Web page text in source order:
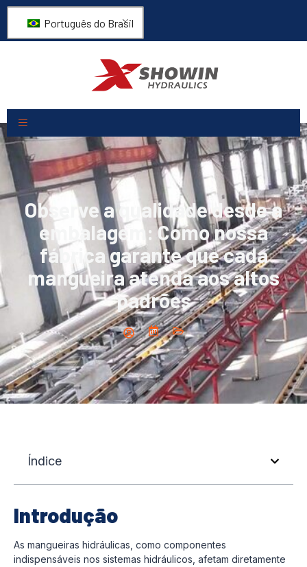
Português do Brasil
Observe a qualidade desde a
embalagem: Como nossa
fábrica garante que cada
mangueira atenda aos altos
padrões
Índice
Introdução
As mangueiras hidráulicas, como componentes
indispensáveis nos sistemas hidráulicos, afetam diretamente